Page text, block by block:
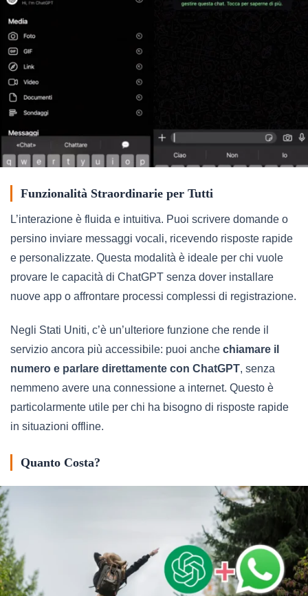
Funzionalità Straordinarie per Tutti
L’interazione è fluida e intuitiva. Puoi scrivere domande o
persino inviare messaggi vocali, ricevendo risposte rapide
e personalizzate. Questa modalità è ideale per chi vuole
provare le capacità di ChatGPT senza dover installare
nuove app o affrontare processi complessi di registrazione.
Negli Stati Uniti, c’è un’ulteriore funzione che rende il
servizio ancora più accessibile: puoi anche chiamare il
numero e parlare direttamente con ChatGPT, senza
nemmeno avere una connessione a internet. Questo è
particolarmente utile per chi ha bisogno di risposte rapide
in situazioni offline.
Quanto Costa?